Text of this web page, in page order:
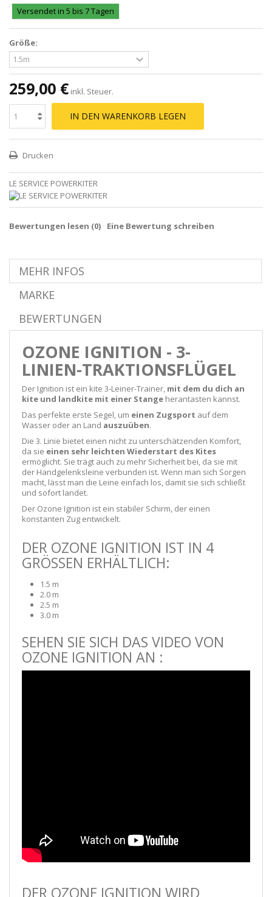
Versendet in 5 bis 7 Tagen
Größe:
259,00 € inkl. Steuer.
IN DEN WARENKORB LEGEN
Drucken
LE SERVICE POWERKITER
Bewertungen lesen (0) Eine Bewertung schreiben
MEHR INFOS
MARKE
BEWERTUNGEN
OZONE IGNITION - 3-
LINIEN-TRAKTIONSFLÜGEL
Der Ignition ist ein kite 3-Leiner-Trainer, mit dem du dich an
kite und landkite mit einer Stange herantasten kannst.
Das perfekte erste Segel, um einen Zugsport auf dem
Wasser oder an Land auszuüben.
Die 3. Linie bietet einen nicht zu unterschätzenden Komfort,
da sie einen sehr leichten Wiederstart des Kites
ermöglicht. Sie trägt auch zu mehr Sicherheit bei, da sie mit
der Handgelenksleine verbunden ist. Wenn man sich Sorgen
macht, lässt man die Leine einfach los, damit sie sich schließt
und sofort landet.
Der Ozone Ignition ist ein stabiler Schirm, der einen
konstanten Zug entwickelt.
DER OZONE IGNITION IST IN 4
GRÖSSEN ERHÄLTLICH:
1.5 m
2.0 m
2.5 m
3.0 m
SEHEN SIE SICH DAS VIDEO VON
OZONE IGNITION AN :
DER OZONE IGNITION WIRD